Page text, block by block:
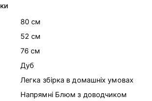
80 cм
52 cм
76 cм
Дуб
Легка збірка в домашніх умовах
Напрямні Блюм з доводчиком